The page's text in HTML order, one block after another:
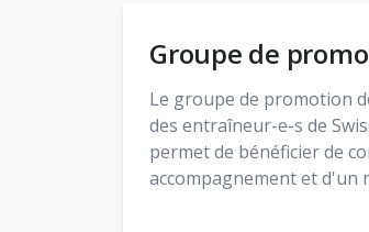
Groupe de
Le groupe de promotion
des entraîneur-e-s de
permet de bénéficier de
accompagnement et d'un